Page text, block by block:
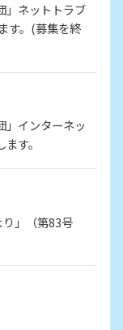
」ネットトラブ
す。(募集を終
」インターネッ
す。
」（第83号